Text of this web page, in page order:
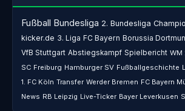
Fußball Bundesliga 2. Bundesliga
kicker.de 3. Liga FC Bayern Borussia
VfB Stuttgart Abstiegskampf Spielbericht WM
SC Freiburg Hamburger SV Fußballgeschichte
1. FC Köln Transfer Werder Bremen FC Bayern
News RB Leipzig Live-Ticker Bayer Leverkusen